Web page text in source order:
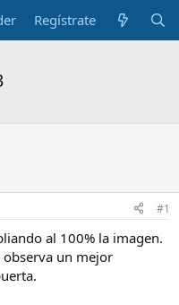
Regístrate
#1
al 100% la imagen.
observa un mejor